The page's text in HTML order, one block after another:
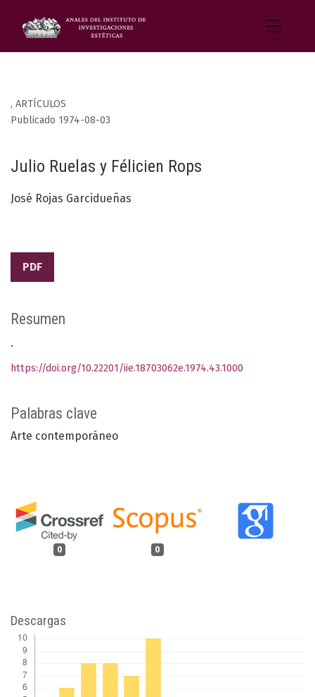
, ARTÍCULOS
Julio Ruelas y Félicien Rops
Publicado 1974-08-03
José Rojas Garcidueñas
PDF
Palabras clave
Arte contemporáneo
0 0
Resumen
.
https://doi.org/10.22201/iie.18703062e.1974.43.1000
Descargas